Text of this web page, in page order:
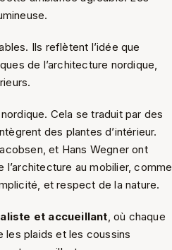
Ils reflètent l’idée que
de l’architecture nordique,
Cela se traduit par des
des plantes d’intérieur.
et Hans Wegner ont
l’architecture au mobilier, comme
et respect de la nature.
et accueillant, où chaque
plaids et les coussins